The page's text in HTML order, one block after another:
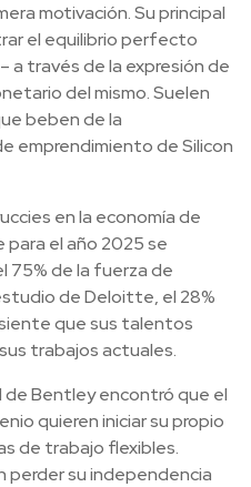
motivación. Su principal
el equilibrio perfecto
a través de la expresión de
del mismo. Suelen
beben de la
emprendimiento de Silicon
en la economía de
el año 2025 se
75% de la fuerza de
de Deloitte, el 28%
que sus talentos
trabajos actuales.
de Bentley encontró que el
quieren iniciar su propio
de trabajo flexibles.
perder su independencia